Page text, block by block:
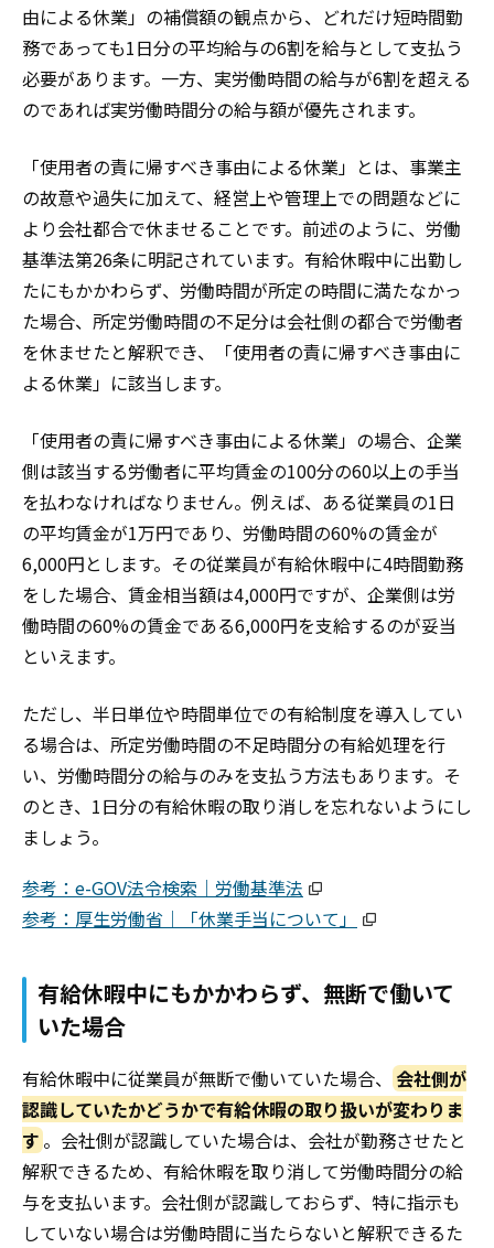
由による休業」の補償額の観点から、どれだけ短時間勤
務であっても1日分の平均給与の6割を給与として支払う
必要があります。一方、実労働時間の給与が6割を超える
のであれば実労働時間分の給与額が優先されます。
「使用者の責に帰すべき事由による休業」とは、事業主
の故意や過失に加えて、経営上や管理上での問題などに
より会社都合で休ませることです。前述のように、労働
基準法第26条に明記されています。有給休暇中に出勤し
たにもかかわらず、労働時間が所定の時間に満たなかっ
た場合、所定労働時間の不足分は会社側の都合で労働者
を休ませたと解釈でき、「使用者の責に帰すべき事由に
よる休業」に該当します。
「使用者の責に帰すべき事由による休業」の場合、企業
側は該当する労働者に平均賃金の100分の60以上の手当
を払わなければなりません。例えば、ある従業員の1日
の平均賃金が1万円であり、労働時間の60%の賃金が
6,000円とします。その従業員が有給休暇中に4時間勤務
をした場合、賃金相当額は4,000円ですが、企業側は労
働時間の60%の賃金である6,000円を支給するのが妥当
といえます。
ただし、半日単位や時間単位での有給制度を導入してい
る場合は、所定労働時間の不足時間分の有給処理を行
い、労働時間分の給与のみを支払う方法もあります。そ
のとき、1日分の有給休暇の取り消しを忘れないようにし
ましょう。
参考：e-GOV法令検索｜労働基準法
参考：厚生労働省｜「休業手当について」
有給休暇中にもかかわらず、無断で働いて
いた場合
有給休暇中に従業員が無断で働いていた場合、
会社側が
認識していたかどうかで有給休暇の取り扱いが変わりま
す 。会社側が認識していた場合は、会社が勤務させたと
解釈できるため、有給休暇を取り消して労働時間分の給
与を支払います。会社側が認識しておらず、特に指示も
していない場合は労働時間に当たらないと解釈できるた